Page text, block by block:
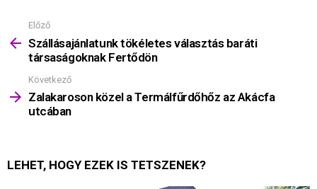
Mutass
többet
Előző
Szállásajánlatunk tökéletes választás baráti
társaságoknak Fertődön
Következő
Zalakaroson közel a Termálfűrdőhőz az Akácfa
utcában
LEHET, HOGY EZEK IS TETSZENEK?